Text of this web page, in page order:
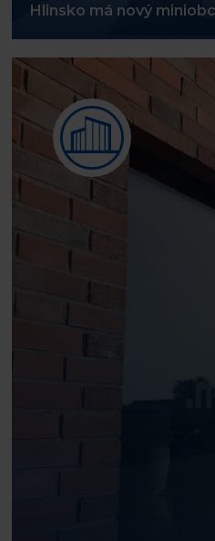
Hlinsko má nový